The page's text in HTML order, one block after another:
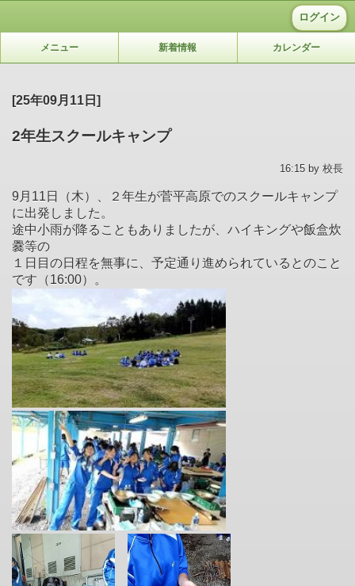
ログイン
メニュー 新着情報 カレンダー
[25年09月11日]
2年生スクールキャンプ
16:15 by 校長
9月11日（木）、２年生が菅平高原でのスクールキャンプ
に出発しました。
途中小雨が降ることもありましたが、ハイキングや飯盒炊
爨等の
１日目の日程を無事に、予定通り進められているとのこと
です（16:00）。